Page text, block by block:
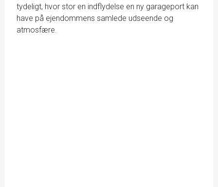
tydeligt, hvor stor en indflydelse en ny garageport kan
have på ejendommens samlede udseende og
atmosfære.